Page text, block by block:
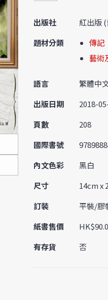
出版社
紅出版
題材分類
傳記
藝術
語言
繁體中
出版日期
2018-
頁數
208
國際書號
內文色彩
黑白
尺寸
14cm x
訂裝
平裝/膠
紙書售價
有存貨
否